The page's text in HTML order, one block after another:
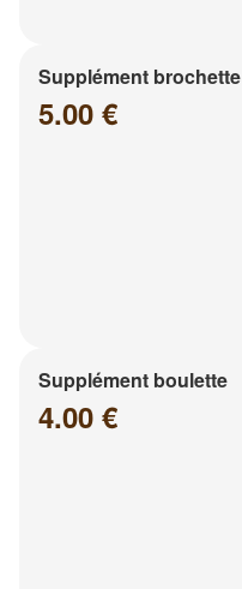
Supplément brochette
5.00 €
Supplément boulette
4.00 €